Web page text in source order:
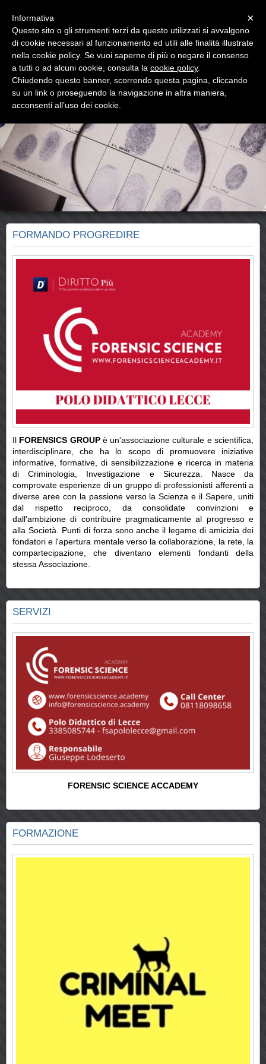
Forensics Group
Criminologia Investigazione Sicurezza
FORMANDO PROGREDIRE
Il FORENSICS GROUPè un'associazione culturale e scientifica,
interdisciplinare, che ha lo scopo di promuovere iniziative
informative, formative, di sensibilizzazione e ricerca in materia
di Criminologia, Investigazione e Sicurezza. Nasce da
comprovate esperienze di un gruppo di professionisti afferenti a
diverse aree con la passione verso la Scienza e il Sapere, uniti
dal rispetto reciproco, da consolidate convinzioni e
dall'ambizione di contribuire pragmaticamente al progresso e
alla Società. Punti di forza sono anche il legame di amicizia dei
fondatori e l'apertura mentale verso la collaborazione, la rete, la
compartecipazione, che diventano elementi fondanti della
stessa Associazione.
SERVIZI
FORENSIC SCIENCE ACCADEMY
FORMAZIONE
×
Informativa
Questo sito o gli strumenti terzi da questo utilizzati si avvalgono
di cookie necessari al funzionamento ed utili alle finalità illustrate
nella cookie policy. Se vuoi saperne di più o negare il consenso
a tutti o ad alcuni cookie, consulta la cookie policy.
Chiudendo questo banner, scorrendo questa pagina, cliccando
su un link o proseguendo la navigazione in altra maniera,
acconsenti all’uso dei cookie.